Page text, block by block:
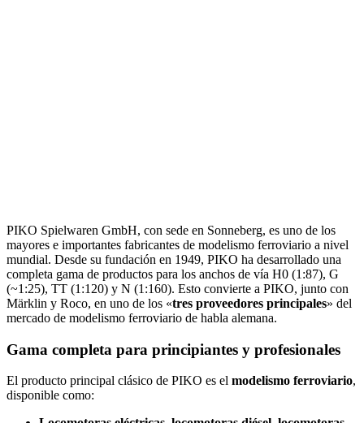
PIKO Spielwaren GmbH, con sede en Sonneberg, es uno de los
mayores e importantes fabricantes de modelismo ferroviario a nivel
mundial. Desde su fundación en 1949, PIKO ha desarrollado una
completa gama de productos para los anchos de vía H0 (1:87), G
(~1:25), TT (1:120) y N (1:160). Esto convierte a PIKO, junto con
Märklin y Roco, en uno de los «tres proveedores principales» del
mercado de modelismo ferroviario de habla alemana.
Gama completa para principiantes y profesionales
El producto principal clásico de PIKO es el modelismo ferroviario,
disponible como: